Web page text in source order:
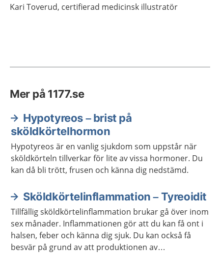
Kari Toverud, certifierad medicinsk illustratör
Mer på 1177.se
Hypotyreos – brist på
sköldkörtelhormon
Hypotyreos är en vanlig sjukdom som uppstår när
sköldkörteln tillverkar för lite av vissa hormoner. Du
kan då bli trött, frusen och känna dig nedstämd.
Sköldkörtelinflammation – Tyreoidit
Tillfällig sköldkörtelinflammation brukar gå över inom
sex månader. Inflammationen gör att du kan få ont i
halsen, feber och känna dig sjuk. Du kan också få
besvär på grund av att produktionen av